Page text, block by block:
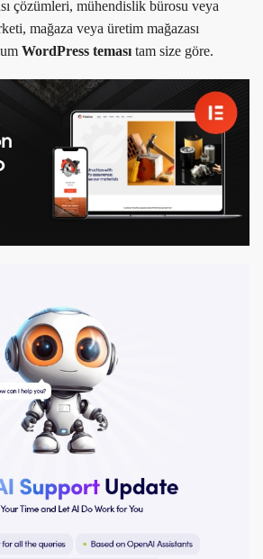
çözümleri, mühendislik bürosu veya
mağaza veya üretim mağazası
WordPress teması tam size göre.